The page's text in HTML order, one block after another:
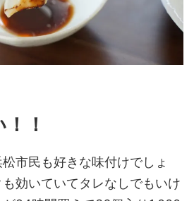
！
市民も好きな味付けでしょ
効いていてタレなしでもいけ